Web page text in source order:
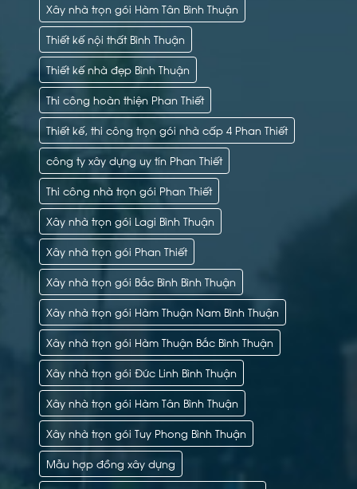
Xây nhà trọn gói Hàm Tân Bình Thuận
Thiết kế nội thất Bình Thuận
Thiết kế nhà đẹp Bình Thuận
Thi công hoàn thiện Phan Thiết
Thiết kế, thi công trọn gói nhà cấp 4 Phan Thiết
công ty xây dựng uy tín Phan Thiết
Thi công nhà trọn gói Phan Thiết
Xây nhà trọn gói Lagi Bình Thuận
Xây nhà trọn gói Phan Thiết
Xây nhà trọn gói Bắc Bình Bình Thuận
Xây nhà trọn gói Hàm Thuận Nam Bình Thuận
Xây nhà trọn gói Hàm Thuận Bắc Bình Thuận
Xây nhà trọn gói Đức Linh Bình Thuận
Xây nhà trọn gói Hàm Tân Bình Thuận
Xây nhà trọn gói Tuy Phong Bình Thuận
Mẫu hợp đồng xây dựng